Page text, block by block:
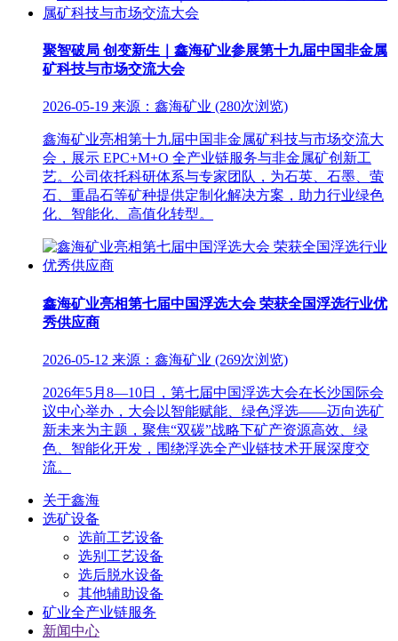
聚智破局 创变新生｜鑫海矿业参展第十九届中国非金属
矿科技与市场交流大会
2026-05-19 来源：鑫海矿业 (280次浏览)
鑫海矿业亮相第十九届中国非金属矿科技与市场交流大
会，展示 EPC+M+O 全产业链服务与非金属矿创新工
艺。公司依托科研体系与专家团队，为石英、石墨、萤
石、重晶石等矿种提供定制化解决方案，助力行业绿色
化、智能化、高值化转型。
鑫海矿业亮相第七届中国浮选大会 荣获全国浮选行业优
秀供应商
2026-05-12 来源：鑫海矿业 (269次浏览)
2026年5月8—10日，第七届中国浮选大会在长沙国际会
议中心举办，大会以智能赋能、绿色浮选——迈向选矿
新未来为主题，聚焦“双碳”战略下矿产资源高效、绿
色、智能化开发，围绕浮选全产业链技术开展深度交
流。
关于鑫海
选矿设备
选前工艺设备
选别工艺设备
选后脱水设备
其他辅助设备
矿业全产业链服务
新闻中心